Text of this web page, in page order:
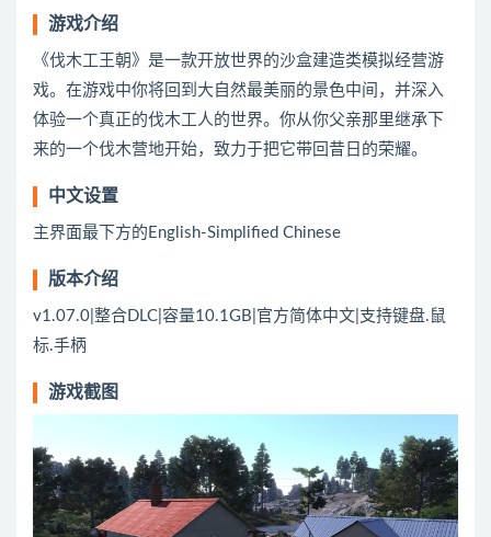
游戏介绍
《伐木工王朝》是一款开放世界的沙盒建造类模拟经营游
戏。在游戏中你将回到大自然最美丽的景色中间，并深入
体验一个真正的伐木工人的世界。你从你父亲那里继承下
来的一个伐木营地开始，致力于把它带回昔日的荣耀。
中文设置
主界面最下方的English-Simplified Chinese
版本介绍
v1.07.0|整合DLC|容量10.1GB|官方简体中文|支持键盘.鼠
标.手柄
游戏截图